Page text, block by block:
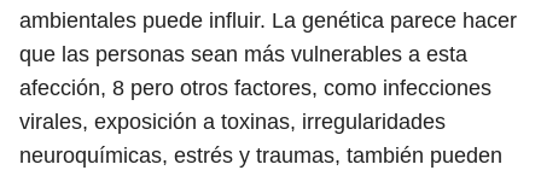
ambientales puede influir. La genética parece hacer
que las personas sean más vulnerables a esta
afección, 8 pero otros factores, como infecciones
virales, exposición a toxinas, irregularidades
neuroquímicas, estrés y traumas, también pueden